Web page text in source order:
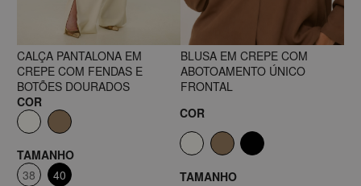
CALÇA PANTALONA EM
CREPE COM FENDAS E
BOTÕES DOURADOS
COR
TAMANHO
38
40
BLUSA EM CREPE COM
ABOTOAMENTO ÚNICO
FRONTAL
COR
TAMANHO